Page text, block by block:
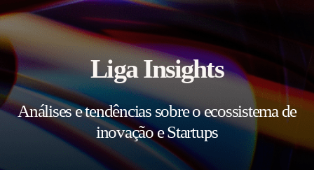
Liga Insights
Análises e tendências sobre o ecossistema de
inovação e Startups